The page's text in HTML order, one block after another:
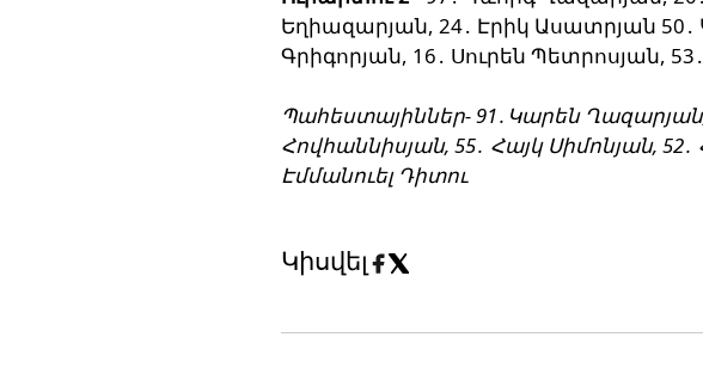
Եղիազարյան, 24․ Էրիկ Ասատրյան
Գրիգորյան, 16․ Սուրեն Պետրոսյան,
Պահեստայիններ-91․Կարեն
Հովհաննիսյան, 55․ Հայկ Սիմոնյան,
Էմմանուել Դիտու
Կիսվել